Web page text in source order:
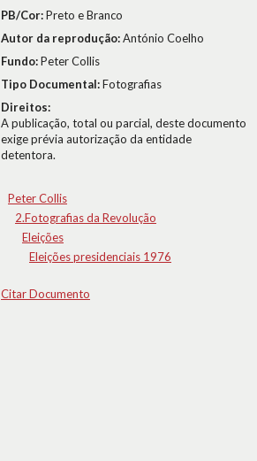
PB/Cor:Preto e Branco
Autor da reprodução:António Coelho
Fundo:Peter Collis
Tipo Documental:Fotografias
Direitos:
A publicação, total ou parcial, deste documento
exige prévia autorização da entidade
detentora.
Peter Collis
2.Fotografias da Revolução
Eleições
Eleições presidenciais 1976
Citar Documento